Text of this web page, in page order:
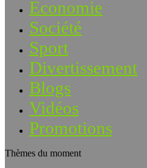
Economie
Société
Sport
Divertissement
Blogs
Vidéos
Promotions
Thèmes du moment